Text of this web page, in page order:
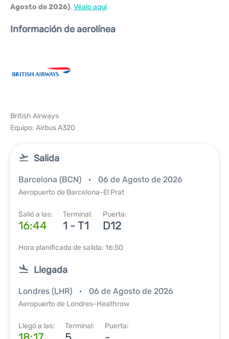
Agosto de 2026). Véalo aquí
Información de aerolínea
British Airways
Equipo: Airbus A320
Salida
Barcelona (BCN) 06 de Agosto de 2026
Aeropuerto de Barcelona-El Prat
Salió a las:
16:44
Terminal:
1 - T1
Puerta:
D12
Hora planificada de salida: 16:50
Llegada
Londres (LHR) 06 de Agosto de 2026
Aeropuerto de Londres-Heathrow
Llegó a las: Terminal: Puerta: